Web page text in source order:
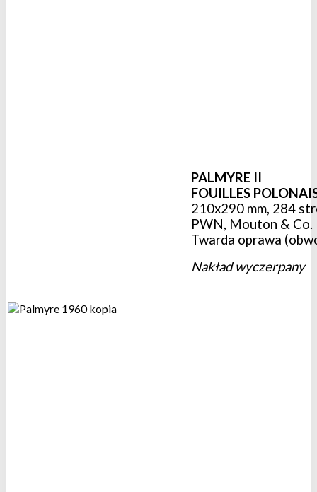
PALMYRE II
FOUILLES
210x290 mm, 284
PWN, Mouton & Co.
Twarda oprawa
Nakład wyczerpany